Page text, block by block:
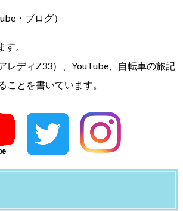
・ブログ）
。
レディZ33）、YouTube、自転車の旅記
ことを書いています。